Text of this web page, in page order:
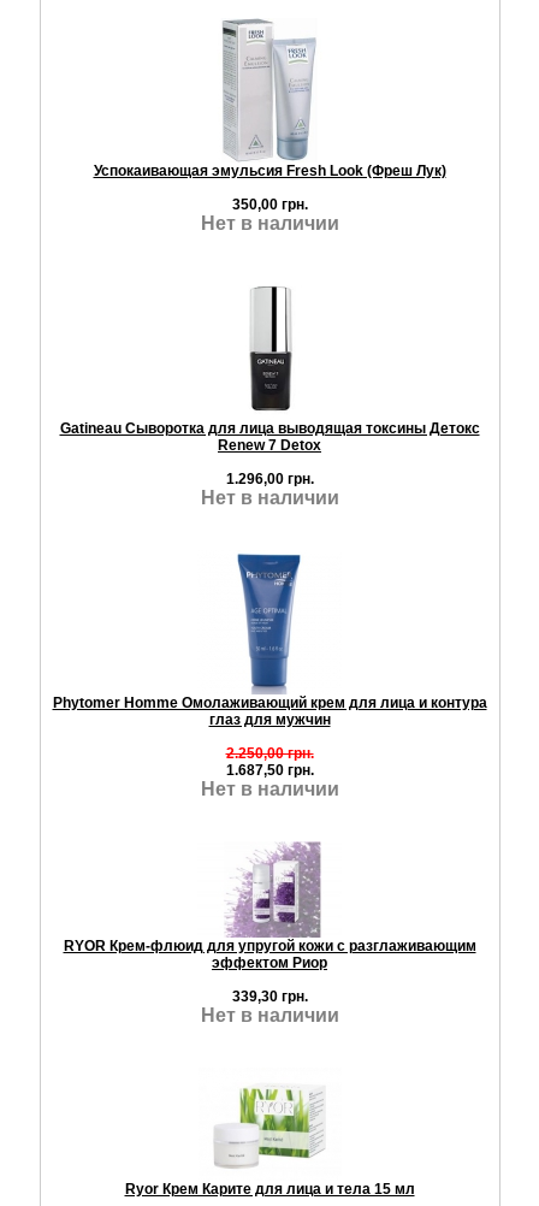
Успокаивающая эмульсия Fresh Look (Фреш Лук)
350,00 грн.
Нет в наличии
Gatineau Сыворотка для лица выводящая токсины Детокс
Renew 7 Detox
1.296,00 грн.
Нет в наличии
Phytomer Homme Омолаживающий крем для лица и контура
глаз для мужчин
2.250,00 грн.
1.687,50 грн.
Нет в наличии
RYOR Крем-флюид для упругой кожи с разглаживающим
эффектом Риор
339,30 грн.
Нет в наличии
Ryor Крем Карите для лица и тела 15 мл